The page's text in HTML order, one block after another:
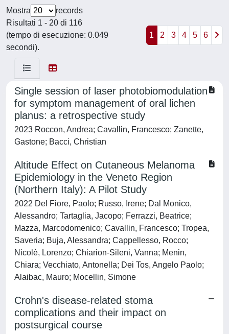
Mostra
records
Risultati 1 - 20 di 116
(tempo di esecuzione: 0.049
secondi).
1 2 3 4 5 6
Single session of laser photobiomodulation
for symptom management of oral lichen
planus: a retrospective study
2023 Roccon, Andrea; Cavallin, Francesco; Zanette,
Gastone; Bacci, Christian
Altitude Effect on Cutaneous Melanoma
Epidemiology in the Veneto Region
(Northern Italy): A Pilot Study
2022 Del Fiore, Paolo; Russo, Irene; Dal Monico,
Alessandro; Tartaglia, Jacopo; Ferrazzi, Beatrice;
Mazza, Marcodomenico; Cavallin, Francesco; Tropea,
Saveria; Buja, Alessandra; Cappellesso, Rocco;
Nicolè, Lorenzo; Chiarion-Sileni, Vanna; Menin,
Chiara; Vecchiato, Antonella; Dei Tos, Angelo Paolo;
Alaibac, Mauro; Mocellin, Simone
Crohn's disease-related stoma
complications and their impact on
postsurgical course